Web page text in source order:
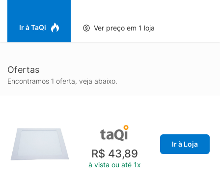
Ir à TaQi Ver preço em 1 loja
Ofertas
Encontramos 1 oferta, veja abaixo.
R$ 43,89
à vista ou até 1x
Ir à Loja